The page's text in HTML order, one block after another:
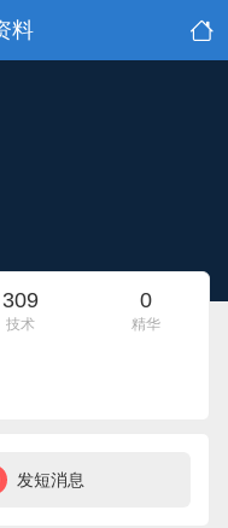
料
309
技术
0
精华
发短消息